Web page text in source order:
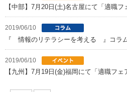
【中部】7月20日(土)名古屋にて「適職フ
2019/06/10
『 情報のリテラシーを考える 』コラ
2019/06/10
【九州】7月19日(金)福岡にて「適職フェ